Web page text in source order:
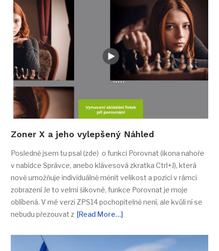
Zoner X a jeho vylepšený Náhled
Posledně jsem tu psal (zde) o funkci Porovnat (ikona nahoře
v nabídce Správce, anebo klávesová zkratka Ctrl+J), která
nově umožňuje individuálně měnit velikost a pozici v rámci
zobrazení Je to velmi šikovné, funkce Porovnat je moje
oblíbená. V mé verzi ZPS14 pochopitelně není, ale kvůli ní se
nebudu přezouvat z [Read More…]